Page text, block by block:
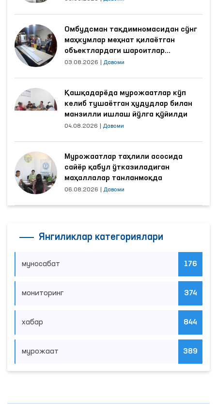
Омбудсман тақдимномасидан сўнг
маҳкумлар меҳнат қилаётган
объектлардаги шароитлар
яхшиланди
03.08.2026 Давоми
Қашқадарёда мурожаатлар кўп
келиб тушаётган ҳудудлар билан
манзилли ишлаш йўлга қўйилди
04.08.2026 Давоми
Мурожаатлар таҳлили асосида
сайёр қабул ўтказиладиган
маҳаллалар танланмоқда
06.08.2026 Давоми
Янгиликлар категориялари
муносабат 176
мониторинг 374
хабар 844
мурожаат 389